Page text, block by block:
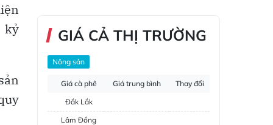
kỷ
GIÁ CẢ THỊ TRƯỜNG
Nông sản
Giá cà phê Giá trung bình
Thay đổi
Đắk Lắk
Lâm Đồng